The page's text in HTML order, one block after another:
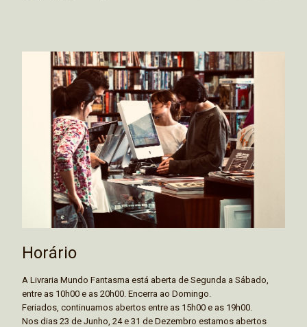
Horário
A Livraria Mundo Fantasma está aberta de Segunda a Sábado,
entre as 10h00 e as 20h00. Encerra ao Domingo.
Feriados, continuamos abertos entre as 15h00 e as 19h00.
Nos dias 23 de Junho, 24 e 31 de Dezembro estamos abertos